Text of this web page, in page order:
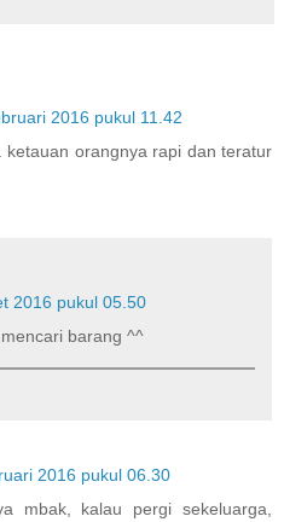
2016 pukul 11.42
ketauan orangnya rapi dan teratur
2016 pukul 05.50
barang ^^
2016 pukul 06.30
mbak, kalau pergi sekeluarga,